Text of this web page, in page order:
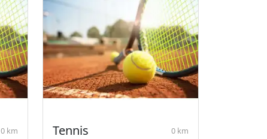
0 km Tennis 0 km